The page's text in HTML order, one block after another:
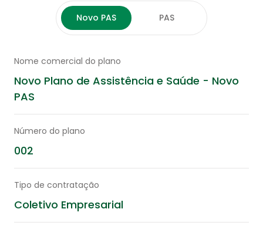
Novo PAS PAS
Nome comercial do plano
Novo Plano de Assistência e Saúde - Novo
PAS
Número do plano
002
Tipo de contratação
Coletivo Empresarial